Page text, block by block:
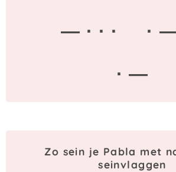
— · · ·
·
· —
Zo sein je Pabla met
seinvlaggen